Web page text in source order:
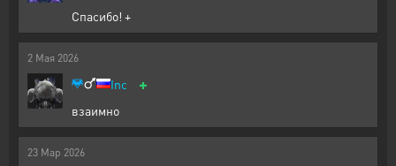
Спасибо! +
2 Мая 2026
Inc +
взаимно
23 Мар 2026